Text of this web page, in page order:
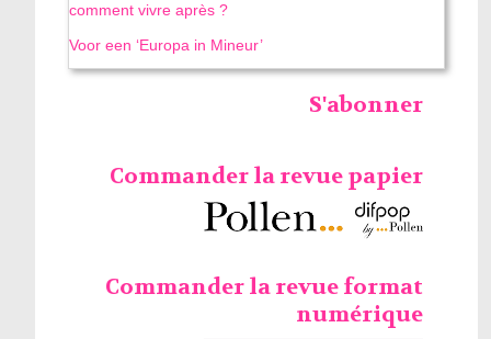
comment vivre après ?
Voor een ‘Europa in Mineur’
S'abonner
Commander la revue papier
Commander la revue format
numérique